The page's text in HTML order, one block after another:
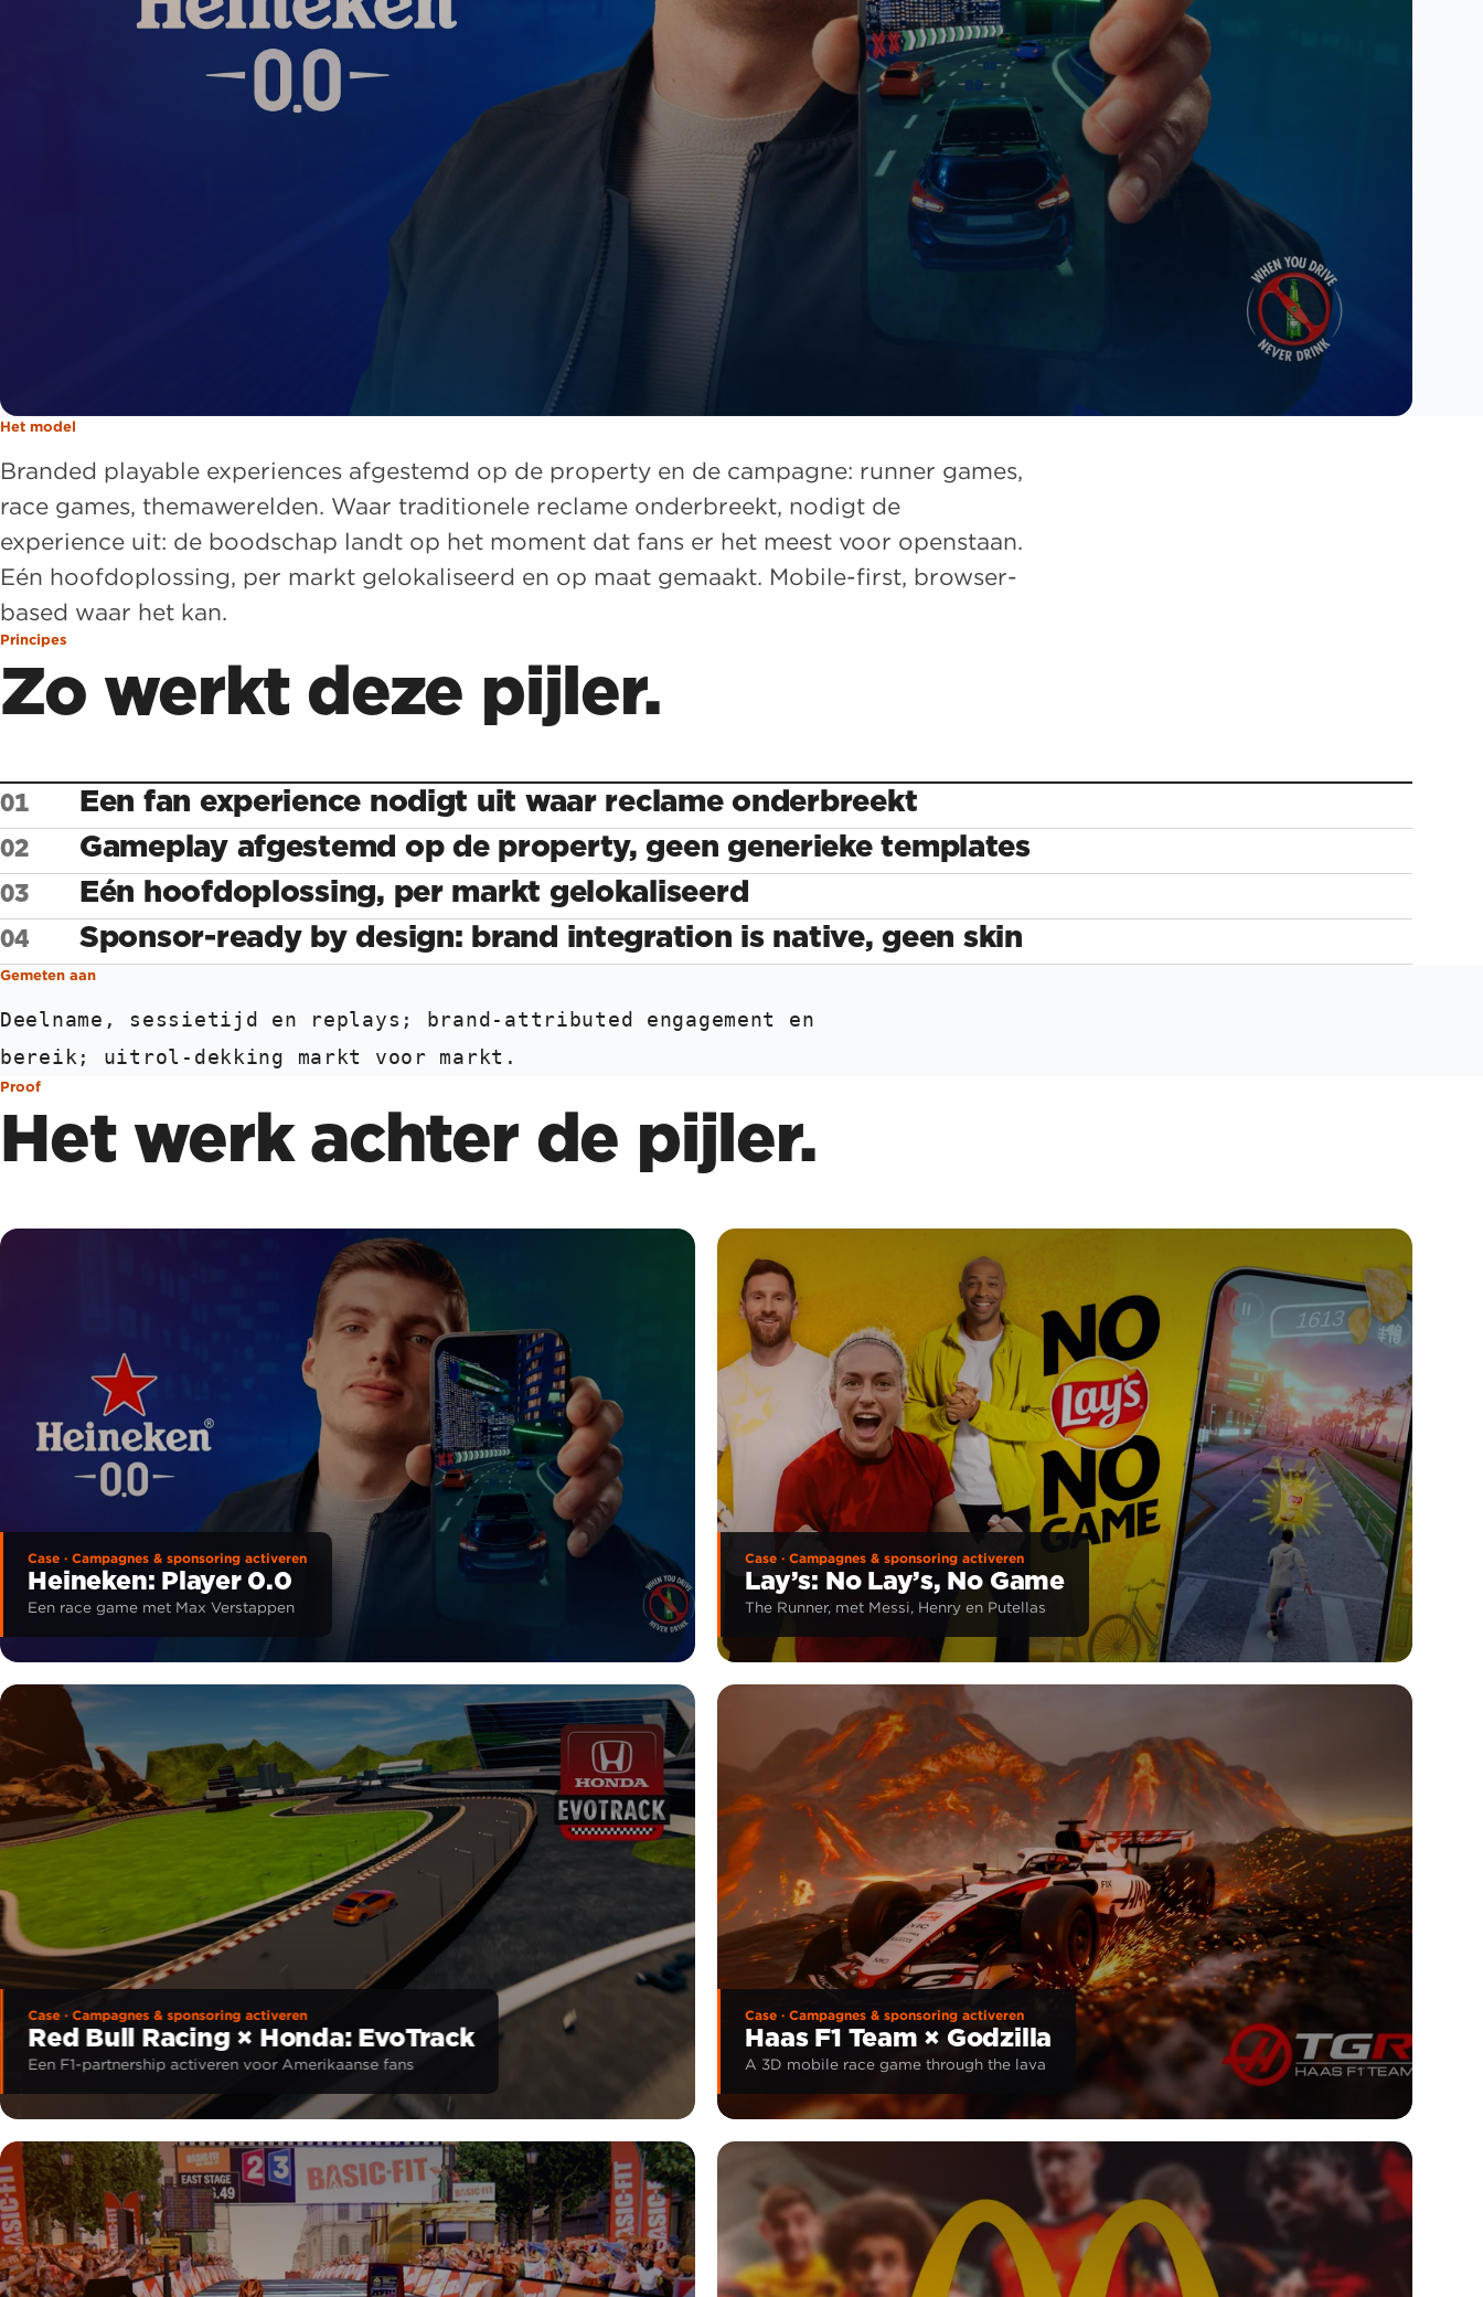
Het model
Branded playable experiences afgestemd op de property en de campagne: runner games,
race games, themawerelden. Waar traditionele reclame onderbreekt, nodigt de
experience uit: de boodschap landt op het moment dat fans er het meest voor openstaan.
Eén hoofdoplossing, per markt gelokaliseerd en op maat gemaakt. Mobile-first, browser-
based waar het kan.
Principes
Zo werkt deze pijler.
Een fan experience nodigt uit waar reclame onderbreekt
Gameplay afgestemd op de property, geen generieke templates
Eén hoofdoplossing, per markt gelokaliseerd
Sponsor-ready by design: brand integration is native, geen skin
Gemeten aan
Deelname, sessietijd en replays; brand-attributed engagement en
bereik; uitrol-dekking markt voor markt.
Proof
Het werk achter de pijler.
Case · Campagnes & sponsoring activeren
Heineken: Player 0.0
Een race game met Max Verstappen
Case · Campagnes & sponsoring activeren
Lay’s: No Lay’s, No Game
The Runner, met Messi, Henry en Putellas
Case · Campagnes & sponsoring activeren
Red Bull Racing × Honda: EvoTrack
Een F1-partnership activeren voor Amerikaanse fans
Case · Campagnes & sponsoring activeren
Haas F1 Team × Godzilla
A 3D mobile race game through the lava